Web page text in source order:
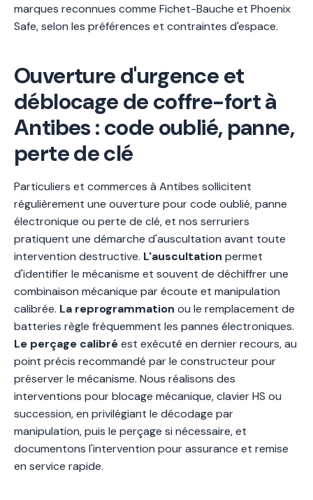
marques reconnues comme Fichet-Bauche et Phoenix
Safe, selon les préférences et contraintes d'espace.
Ouverture d'urgence et
déblocage de coffre-fort à
Antibes : code oublié, panne,
perte de clé
Particuliers et commerces à Antibes sollicitent
régulièrement une ouverture pour code oublié, panne
électronique ou perte de clé, et nos serruriers
pratiquent une démarche d'auscultation avant toute
intervention destructive. L'auscultation permet
d'identifier le mécanisme et souvent de déchiffrer une
combinaison mécanique par écoute et manipulation
calibrée. La reprogrammation ou le remplacement de
batteries règle fréquemment les pannes électroniques.
Le perçage calibréest exécuté en dernier recours, au
point précis recommandé par le constructeur pour
préserver le mécanisme. Nous réalisons des
interventions pour blocage mécanique, clavier HS ou
succession, en privilégiant le décodage par
manipulation, puis le perçage si nécessaire, et
documentons l'intervention pour assurance et remise
en service rapide.